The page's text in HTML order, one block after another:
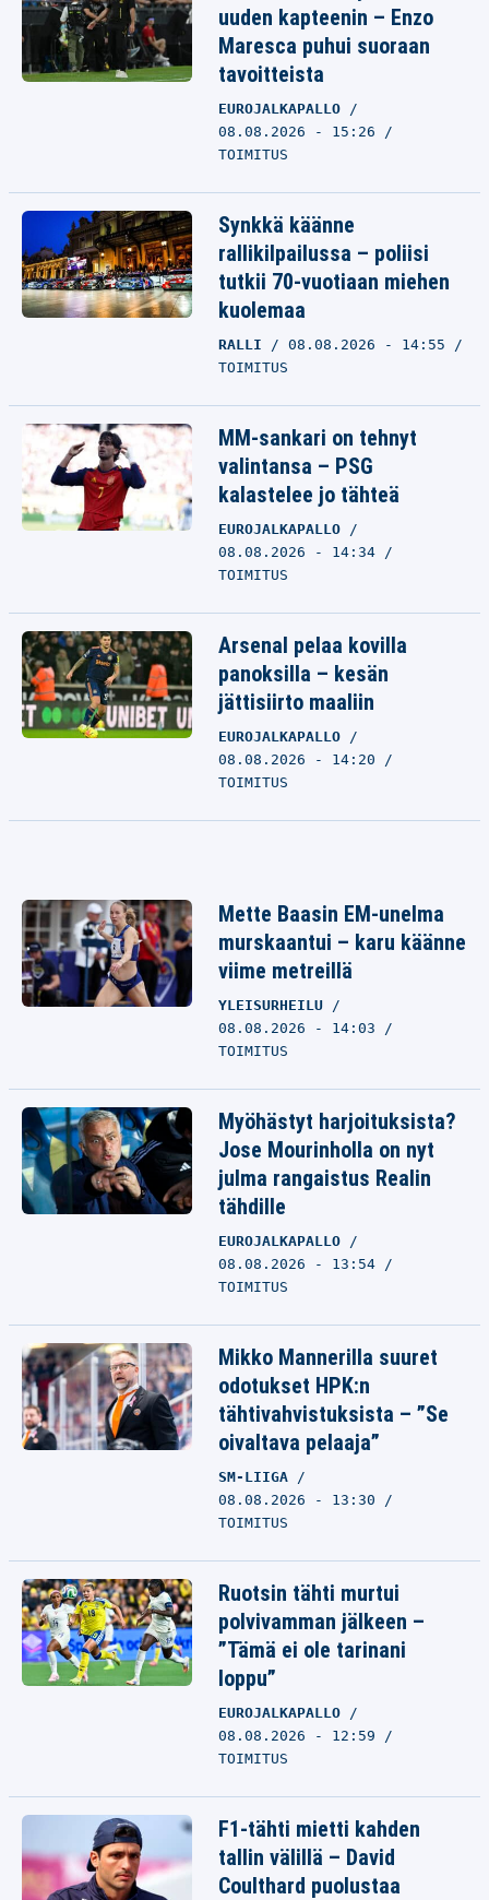
uuden kapteenin – Enzo
Maresca puhui suoraan
tavoitteista
EUROJALKAPALLO
08.08.2026 - 15:26
TOIMITUS
Synkkä käänne
rallikilpailussa – poliisi
tutkii 70-vuotiaan miehen
kuolemaa
RALLI
08.08.2026 - 14:55
TOIMITUS
MM-sankari on tehnyt
valintansa – PSG
kalastelee jo tähteä
EUROJALKAPALLO
08.08.2026 - 14:34
TOIMITUS
Arsenal pelaa kovilla
panoksilla – kesän
jättisiirto maaliin
EUROJALKAPALLO
08.08.2026 - 14:20
TOIMITUS
Mette Baasin EM-unelma
murskaantui – karu käänne
viime metreillä
YLEISURHEILU
08.08.2026 - 14:03
TOIMITUS
Myöhästyt harjoituksista?
Jose Mourinholla on nyt
julma rangaistus Realin
tähdille
EUROJALKAPALLO
08.08.2026 - 13:54
TOIMITUS
Mikko Mannerilla suuret
odotukset HPK:n
tähtivahvistuksista – ”Se
oivaltava pelaaja”
SM-LIIGA
08.08.2026 - 13:30
TOIMITUS
Ruotsin tähti murtui
polvivamman jälkeen –
”Tämä ei ole tarinani
loppu”
EUROJALKAPALLO
08.08.2026 - 12:59
TOIMITUS
F1-tähti mietti kahden
tallin välillä – David
Coulthard puolustaa